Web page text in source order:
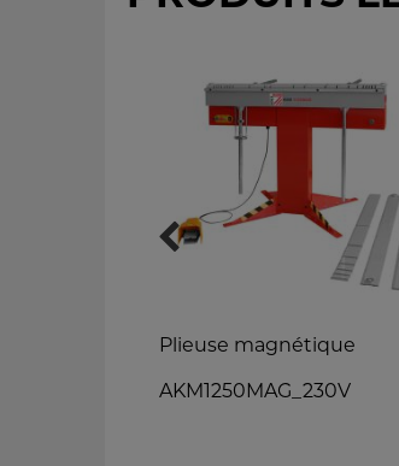
Plieuse magnétique
AKM1250MAG_230V